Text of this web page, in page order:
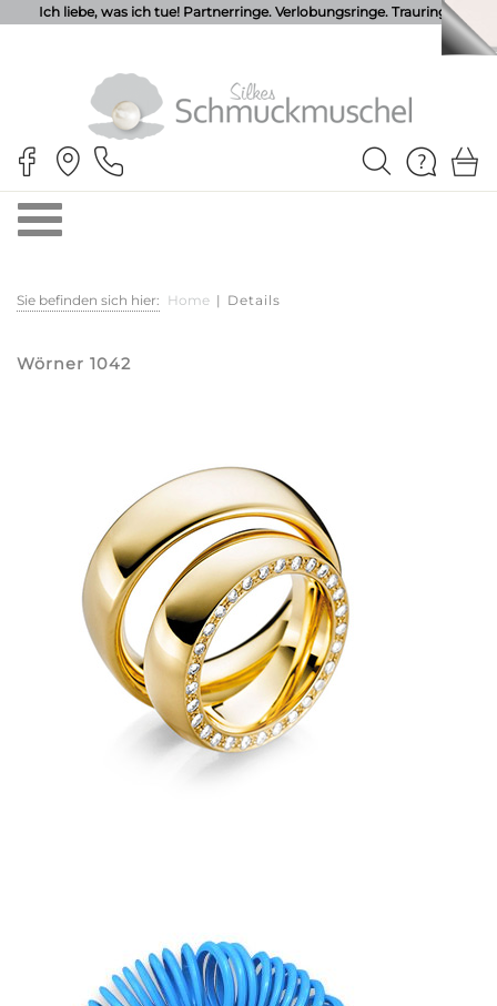
Ich liebe, was ich tue! Partnerringe. Verlobungsringe. Trauringe.
Sie befinden sich hier: Home | Details
Wörner 1042